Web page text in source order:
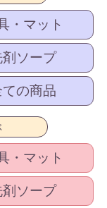
・マット
剤ソープ
ての商品
・マット
剤ソープ